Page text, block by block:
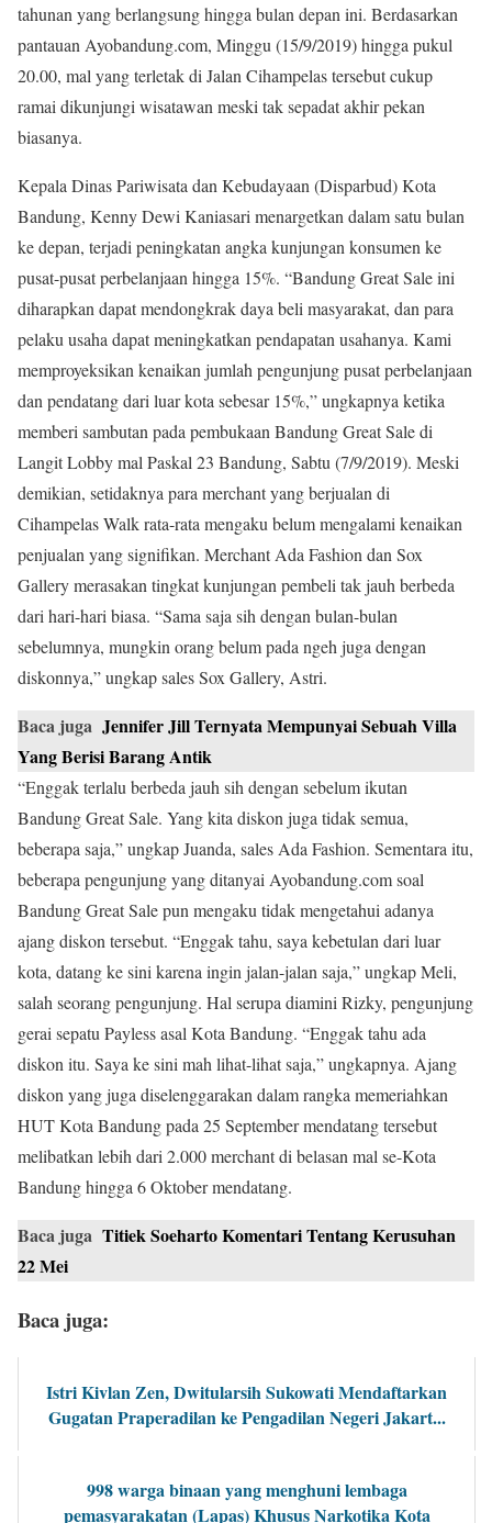
tahunan yang berlangsung hingga bulan depan ini. Berdasarkan
pantauan Ayobandung.com, Minggu (15/9/2019) hingga pukul
20.00, mal yang terletak di Jalan Cihampelas tersebut cukup
ramai dikunjungi wisatawan meski tak sepadat akhir pekan
biasanya.
Kepala Dinas Pariwisata dan Kebudayaan (Disparbud) Kota
Bandung, Kenny Dewi Kaniasari menargetkan dalam satu bulan
ke depan, terjadi peningkatan angka kunjungan konsumen ke
pusat-pusat perbelanjaan hingga 15%. “Bandung Great Sale ini
diharapkan dapat mendongkrak daya beli masyarakat, dan para
pelaku usaha dapat meningkatkan pendapatan usahanya. Kami
memproyeksikan kenaikan jumlah pengunjung pusat perbelanjaan
dan pendatang dari luar kota sebesar 15%,” ungkapnya ketika
memberi sambutan pada pembukaan Bandung Great Sale di
Langit Lobby mal Paskal 23 Bandung, Sabtu (7/9/2019). Meski
demikian, setidaknya para merchant yang berjualan di
Cihampelas Walk rata-rata mengaku belum mengalami kenaikan
penjualan yang signifikan. Merchant Ada Fashion dan Sox
Gallery merasakan tingkat kunjungan pembeli tak jauh berbeda
dari hari-hari biasa. “Sama saja sih dengan bulan-bulan
sebelumnya, mungkin orang belum pada ngeh juga dengan
diskonnya,” ungkap sales Sox Gallery, Astri.
Baca juga Jennifer Jill Ternyata Mempunyai Sebuah Villa
Yang Berisi Barang Antik
“Enggak terlalu berbeda jauh sih dengan sebelum ikutan
Bandung Great Sale. Yang kita diskon juga tidak semua,
beberapa saja,” ungkap Juanda, sales Ada Fashion. Sementara itu,
beberapa pengunjung yang ditanyai Ayobandung.com soal
Bandung Great Sale pun mengaku tidak mengetahui adanya
ajang diskon tersebut. “Enggak tahu, saya kebetulan dari luar
kota, datang ke sini karena ingin jalan-jalan saja,” ungkap Meli,
salah seorang pengunjung. Hal serupa diamini Rizky, pengunjung
gerai sepatu Payless asal Kota Bandung. “Enggak tahu ada
diskon itu. Saya ke sini mah lihat-lihat saja,” ungkapnya. Ajang
diskon yang juga diselenggarakan dalam rangka memeriahkan
HUT Kota Bandung pada 25 September mendatang tersebut
melibatkan lebih dari 2.000 merchant di belasan mal se-Kota
Bandung hingga 6 Oktober mendatang.
Baca juga Titiek Soeharto Komentari Tentang Kerusuhan
22 Mei
Baca juga:
Istri Kivlan Zen, Dwitularsih Sukowati Mendaftarkan
Gugatan Praperadilan ke Pengadilan Negeri Jakart...
998 warga binaan yang menghuni lembaga
pemasyarakatan (Lapas) Khusus Narkotika Kota